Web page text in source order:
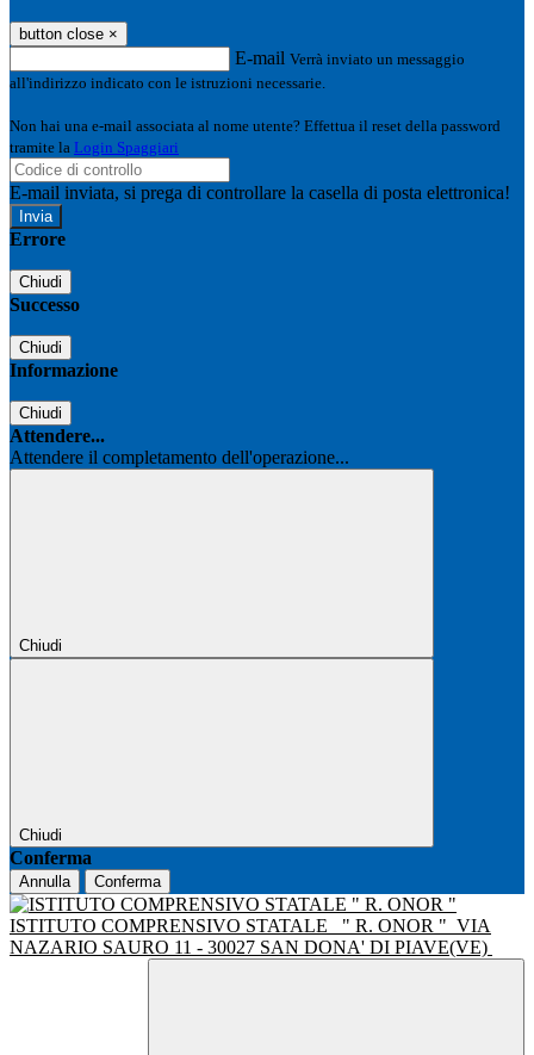
button close ×
E-mail Verrà inviato un messaggio
all'indirizzo indicato con le istruzioni necessarie.
Non hai una e-mail associata al nome utente? Effettua il reset della password
tramite la Login Spaggiari
E-mail inviata, si prega di controllare la casella di posta elettronica!
Errore
Chiudi
Successo
Chiudi
Informazione
Chiudi
Attendere...
Attendere il completamento dell'operazione...
Chiudi
Chiudi
Conferma
Annulla Conferma
ISTITUTO COMPRENSIVO STATALE " R. ONOR " VIA
NAZARIO SAURO 11 - 30027 SAN DONA' DI PIAVE(VE)